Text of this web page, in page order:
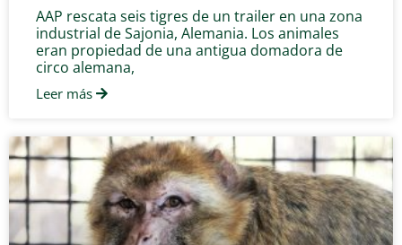
AAP rescata seis tigres de un trailer en una zona
industrial de Sajonia, Alemania. Los animales
eran propiedad de una antigua domadora de
circo alemana,
Leer más